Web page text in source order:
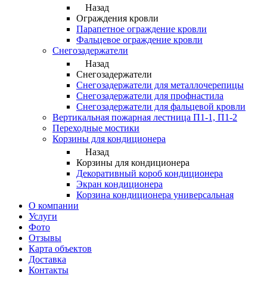
Назад
Ограждения кровли
Парапетное ограждение кровли
Фальцевое ограждение кровли
Снегозадержатели
Назад
Снегозадержатели
Снегозадержатели для металлочерепицы
Снегозадержатели для профнастила
Снегозадержатели для фальцевой кровли
Вертикальная пожарная лестница П1-1, П1-2
Переходные мостики
Корзины для кондиционера
Назад
Корзины для кондиционера
Декоративный короб кондиционера
Экран кондиционера
Корзина кондиционера универсальная
О компании
Услуги
Фото
Отзывы
Карта объектов
Доставка
Контакты